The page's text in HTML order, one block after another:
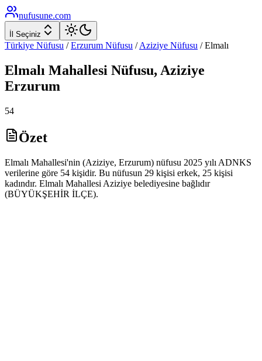
nufusune.com
İl Seçiniz
Türkiye Nüfusu / Erzurum Nüfusu / Aziziye Nüfusu /Elmalı
Elmalı Mahallesi Nüfusu, Aziziye
Erzurum
54
Özet
Elmalı Mahallesi'nin (Aziziye, Erzurum) nüfusu 2025 yılı ADNKS
verilerine göre 54 kişidir. Bu nüfusun 29 kişisi erkek, 25 kişisi
kadındır. Elmalı Mahallesi Aziziye belediyesine bağlıdır
(BÜYÜKŞEHİR İLÇE).